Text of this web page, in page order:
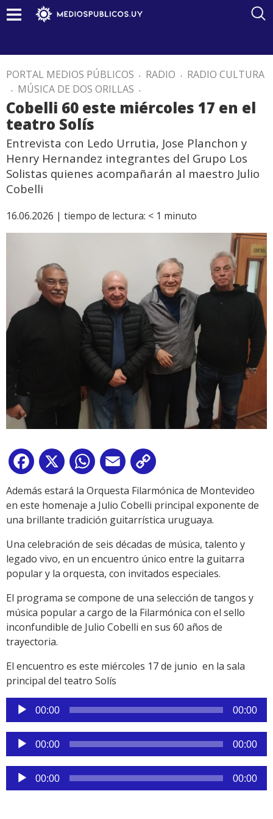
PORTAL MEDIOS PÚBLICOS . RADIO . RADIO CULTURA
. MÚSICA DE DOS ORILLAS .
Cobelli 60 este miércoles 17 en el
teatro Solís
Entrevista con Ledo Urrutia, Jose Planchon y
Henry Hernandez integrantes del Grupo Los
Solistas quienes acompañarán al maestro Julio
Cobelli
16.06.2026 | tiempo de lectura: < 1 minuto
Facebook
X WhatsApp
Email
Link
Además estará la Orquesta Filarmónica de Montevideo
en este homenaje a Julio Cobelli principal exponente de
una brillante tradición guitarrística uruguaya.
Una celebración de seis décadas de música, talento y
legado vivo, en un encuentro único entre la guitarra
popular y la orquesta, con invitados especiales.
El programa se compone de una selección de tangos y
música popular a cargo de la Filarmónica con el sello
inconfundible de Julio Cobelli en sus 60 años de
trayectoria.
El encuentro es este miércoles 17 de junio en la sala
principal del teatro Solís
Reproductor
de
audio
00:00 00:00
Reproductor
de
audio
00:00 00:00
Reproductor
de
00:00 00:00